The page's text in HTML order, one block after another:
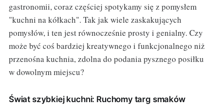
gastronomii, coraz częściej spotykamy się z pomysłem
"kuchni na kółkach". Tak jak wiele zaskakujących
pomysłów, i ten jest równocześnie prosty i genialny. Czy
może być coś bardziej kreatywnego i funkcjonalnego niż
przenośna kuchnia, zdolna do podania pysznego posiłku
w dowolnym miejscu?
Świat szybkiej kuchni: Ruchomy targ smaków